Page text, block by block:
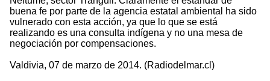
buena fe por parte de la agencia estatal ambiental ha sido
vulnerado con esta acción, ya que lo que se está
realizando es una consulta indígena y no una mesa de
negociación por compensaciones.
Valdivia, 07 de marzo de 2014. (Radiodelmar.cl)